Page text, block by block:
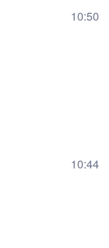
10:50
10:44